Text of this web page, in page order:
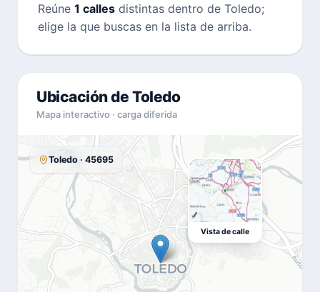
Reúne 1 calles distintas dentro de Toledo;
elige la que buscas en la lista de arriba.
Ubicación de Toledo
Mapa interactivo · carga diferida
Toledo · 45695
Vista de calle